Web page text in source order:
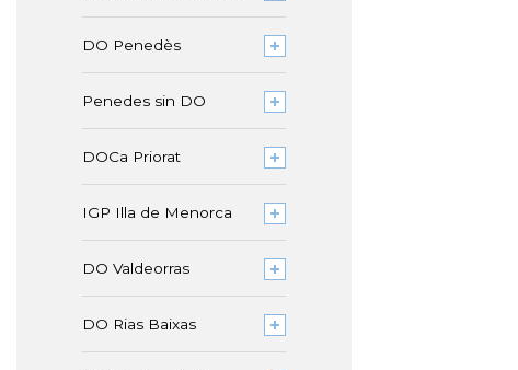
DO Penedès
Penedes sin DO
DOCa Priorat
IGP Illa de Menorca
DO Valdeorras
DO Rias Baixas